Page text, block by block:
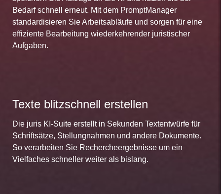
Bedarf schnell erneut. Mit dem PromptManager
standardisieren Sie Arbeitsabläufe und sorgen für eine
effiziente Bearbeitung wiederkehrender juristischer
Aufgaben.
Texte blitzschnell erstellen
Die juris KI-Suite erstellt in Sekunden Textentwürfe für
Schriftsätze, Stellungnahmen und andere Dokumente.
So verarbeiten Sie Rechercheergebnisse um ein
Vielfaches schneller weiter als bislang.